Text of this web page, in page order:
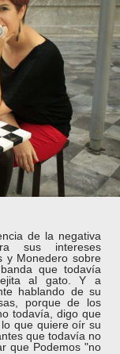
de la negativa
sus intereses
y Monedero sobre
que todavía
al gato. Y a
hablando de su
porque de los
todavía, digo que
que quiere oír su
que todavía no
que Podemos "no